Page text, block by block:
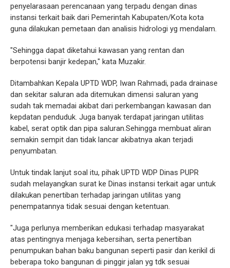
penyelarasaan perencanaan yang terpadu dengan dinas
instansi terkait baik dari Pemerintah Kabupaten/Kota kota
guna dilakukan pemetaan dan analisis hidrologi yg mendalam.
"Sehingga dapat diketahui kawasan yang rentan dan
berpotensi banjir kedepan," kata Muzakir.
Ditambahkan Kepala UPTD WDP, Iwan Rahmadi, pada drainase
dan sekitar saluran ada ditemukan dimensi saluran yang
sudah tak memadai akibat dari perkembangan kawasan dan
kepdatan penduduk. Juga banyak terdapat jaringan utilitas
kabel, serat optik dan pipa saluran.Sehingga membuat aliran
semakin sempit dan tidak lancar akibatnya akan terjadi
penyumbatan.
Untuk tindak lanjut soal itu, pihak UPTD WDP Dinas PUPR
sudah melayangkan surat ke Dinas instansi terkait agar untuk
dilakukan penertiban terhadap jaringan utilitas yang
penempatannya tidak sesuai dengan ketentuan.
"Juga perlunya memberikan edukasi terhadap masyarakat
atas pentingnya menjaga kebersihan, serta penertiban
penumpukan bahan baku bangunan seperti pasir dan kerikil di
beberapa toko bangunan di pinggir jalan yg tdk sesuai